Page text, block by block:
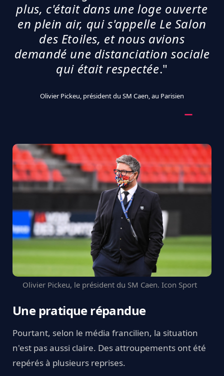
plus, c'était dans une loge ouverte
en plein air, qui s'appelle Le Salon
des Etoiles, et nous avions
demandé une distanciation sociale
qui était respectée."
Olivier Pickeu, président du SM Caen, au Parisien
Olivier Pickeu, le président du SM Caen. Icon Sport
Une pratique répandue
Pourtant, selon le média francilien, la situation
n'est pas aussi claire. Des attroupements ont été
repérés à plusieurs reprises.